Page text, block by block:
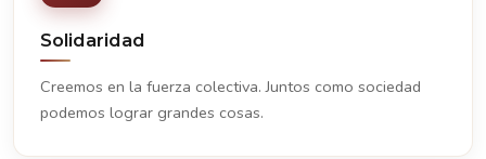
Solidaridad
Creemos en la fuerza colectiva. Juntos como sociedad
podemos lograr grandes cosas.